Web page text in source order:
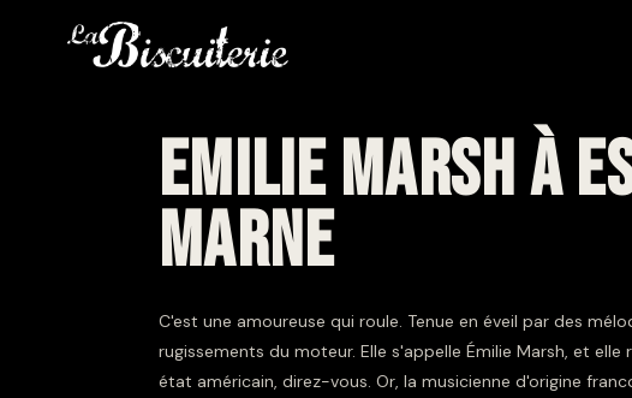
EMILIE MARSH À
MARNE
C'est une amoureuse qui roule. Tenue en éveil par des
rugissements du moteur. Elle s'appelle Émilie Marsh, et
état américain, direz-vous. Or, la musicienne d'origine